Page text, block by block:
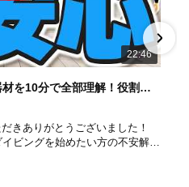
グサービス伊豆半島エリア」
ド伊豆半島エリア」部門 4冠
藤沢市 南藤沢10-4
index.php/work
22:46
【初心者必見】ダイビング器材を10分で全部理解！役割・使い方をやさしく解説
きありがとうございました！
ビングを始めたい方の不安解消
ンネルです
イビングライフを送っていただ